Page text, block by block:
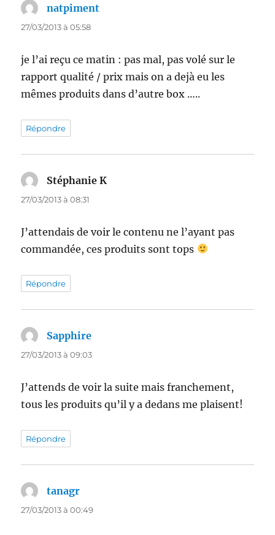
natpiment
27/03/2013 à 05:58
je l’ai reçu ce matin : pas mal, pas volé sur le
rapport qualité / prix mais on a dejà eu les
mêmes produits dans d’autre box …..
Répondre
Stéphanie K
27/03/2013 à 08:31
J’attendais de voir le contenu ne l’ayant pas
commandée, ces produits sont tops
Répondre
Sapphire
27/03/2013 à 09:03
J’attends de voir la suite mais franchement,
tous les produits qu’il y a dedans me plaisent!
Répondre
tanagr
27/03/2013 à 00:49